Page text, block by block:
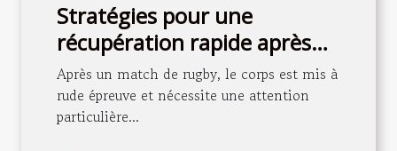
Stratégies pour une
récupération rapide après
un match de rugby
Après un match de rugby, le corps est mis à
rude épreuve et nécessite une attention
particulière...